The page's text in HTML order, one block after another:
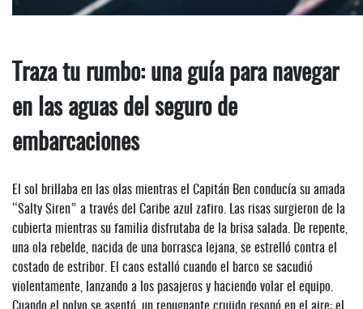
Traza tu rumbo: una guía para navegar
en las aguas del seguro de
embarcaciones
El sol brillaba en las olas mientras el Capitán Ben conducía su amada
“Salty Siren” a través del Caribe azul zafiro. Las risas surgieron de la
cubierta mientras su familia disfrutaba de la brisa salada. De repente,
una ola rebelde, nacida de una borrasca lejana, se estrelló contra el
costado de estribor. El caos estalló cuando el barco se sacudió
violentamente, lanzando a los pasajeros y haciendo volar el equipo.
Cuando el polvo se asentó, un repugnante crujido resonó en el aire: el